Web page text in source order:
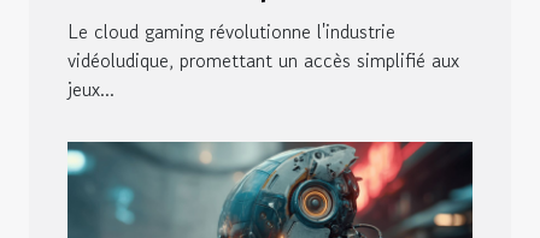
expérience optimale
Le cloud gaming révolutionne l'industrie
vidéoludique, promettant un accès simplifié aux
jeux...